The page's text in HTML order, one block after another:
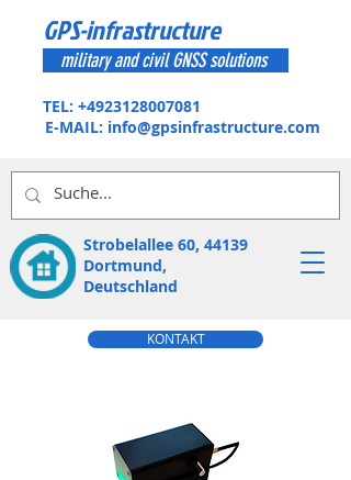
Strobelallee 60, 44139
Dortmund,
Deutschland
GPS-infrastructure
military and civil GNSS solutions
KONTAKT
TEL: +4923128007081
E-MAIL: info@gpsinfrastructure.com